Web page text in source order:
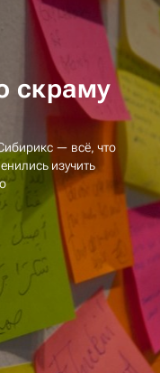
скраму
— всё, что
изучить